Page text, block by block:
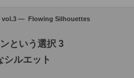
vol.3 — Flowing Silhouettes
という選択 3
ルエット